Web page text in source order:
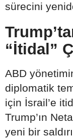
sürecini
“İtidal”
ABD
diplomatik
için İsrail’e
Trump’ın
yeni bir